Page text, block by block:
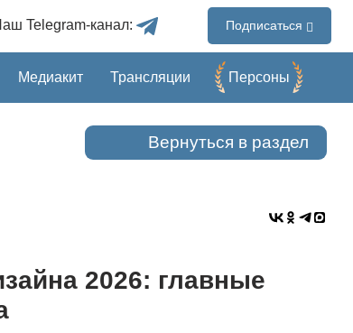
Telegram-канал: Подписаться
Медиакит Трансляции Перcоны
Вернуться в раздел
2026: главные